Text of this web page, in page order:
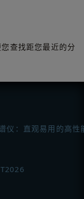
查找距您最近的分
仪：直观易用的高性